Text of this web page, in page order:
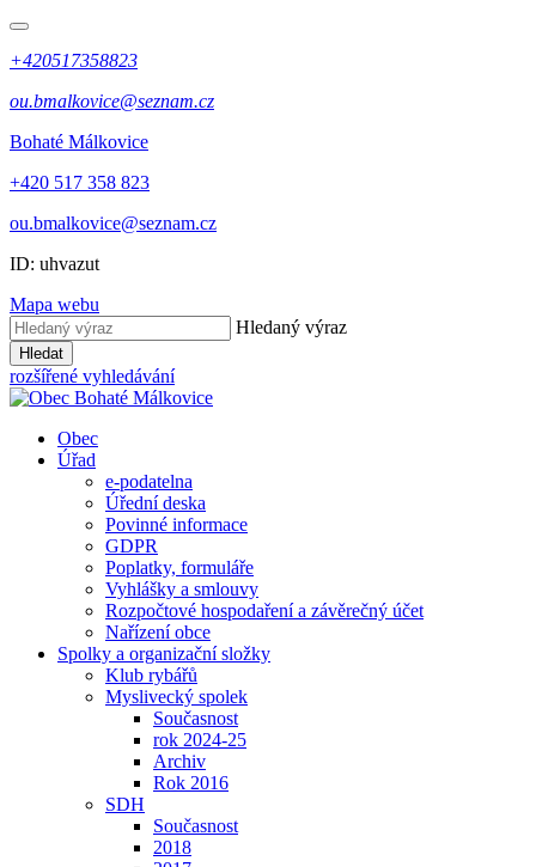
+420517358823
ou.bmalkovice@seznam.cz
Bohaté Málkovice
+420 517 358 823
ou.bmalkovice@seznam.cz
ID: uhvazut
Mapa webu
Hledaný výraz
Hledat
rozšířené vyhledávání
Obec
Úřad
e-podatelna
Úřední deska
Povinné informace
GDPR
Poplatky, formuláře
Vyhlášky a smlouvy
Rozpočtové hospodaření a závěrečný účet
Nařízení obce
Spolky a organizační složky
Klub rybářů
Myslivecký spolek
Současnost
rok 2024-25
Archiv
Rok 2016
SDH
Současnost
2018